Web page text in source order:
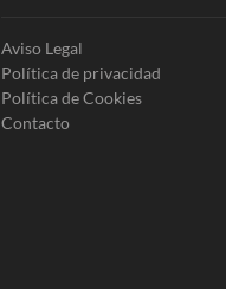
Aviso Legal
Política de privacidad
Política de Cookies
Contacto